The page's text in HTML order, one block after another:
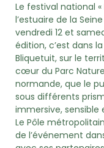
Le festival national «
l’estuaire de la
vendredi 12 et
édition, c’est dans
Bliquetuit, sur le
cœur du Parc
normande, que le
sous différents
immersive,
Le Pôle
de l’événement